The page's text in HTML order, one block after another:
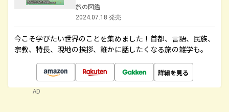
旅の図鑑
2024.07.18 発売
今こそ学びたい世界のことを集めました！首都、言語、民族、
宗教、特長、現地の挨拶、誰かに話したくなる旅の雑学も。
詳細を見る
AD